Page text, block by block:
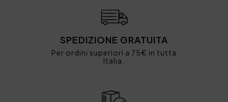
SPEDIZIONE GRATUITA
Per ordini superiori a 75€ in tutta
Italia.